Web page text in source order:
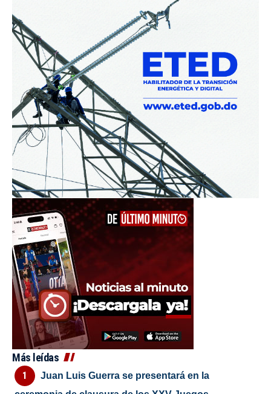
Más leídas
Juan Luis Guerra se presentará en la